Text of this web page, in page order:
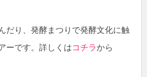
だり、発酵まつりで発酵文化に触
ーです。詳しくはコチラから